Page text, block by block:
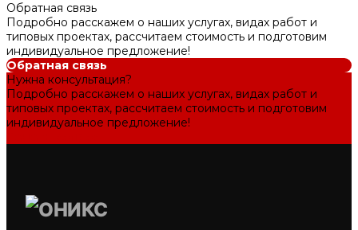
Обратная связь
Подробно расскажем о наших услугах, видах работ и
типовых проектах, рассчитаем стоимость и подготовим
индивидуальное предложение!
Обратная связь
Нужна консультация?
Подробно расскажем о наших услугах, видах работ и
типовых проектах, рассчитаем стоимость и подготовим
индивидуальное предложение!